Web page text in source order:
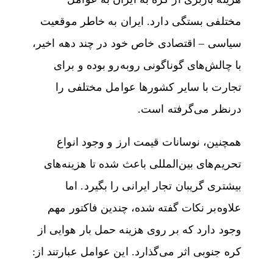
مختلفی بستگی دارد. ایران به خاطر موقعیت
سیاسی – اقتصادی خاص خود در چند دهه اخیر،
با چالش‌های گوناگونی روبه‌رو بوده و برای
تجارت با سایر کشورها عوامل مختلفی را
درنظر می‌گرفته است.
همچنین، نوسانات قیمت ارز و وجود انواع
تحریم‌های بین‌المللی باعث شده تا هزینه‌های
بیشتری گریبان تجار ایرانی را بگیرد. اما
علاوه‌بر نکات گفته شده، چندین فاکتور مهم
وجود دارد که بر روی هزینه حمل بار هوایی از
کره جنوبی اثر می‌گذارد. این عوامل عبارتند از: